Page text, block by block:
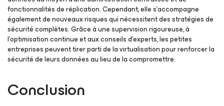
fonctionnalités de réplication. Cependant, elle s’accompagne
également de nouveaux risques qui nécessitent des stratégies de
sécurité complètes. Grâce à une supervision rigoureuse, à
l’optimisation continue et aux conseils d’experts, les petites
entreprises peuvent tirer parti de la virtualisation pour renforcer la
sécurité de leurs données au lieu de la compromettre.
Conclusion